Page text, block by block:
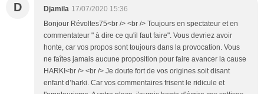
D Djamila 17/07/2020 15:36
Bonjour Révoltes75<br /> <br /> Toujours en spectateur et en
commentateur " à dire ce qu'il faut faire". Vous devriez avoir
honte, car vos propos sont toujours dans la provocation. Vous
ne faîtes jamais aucune proposition pour faire avancer la cause
HARKI<br /> <br /> Je doute fort de vos origines soit disant
enfant d’harki. Car vos commentaires frisent le ridicule et